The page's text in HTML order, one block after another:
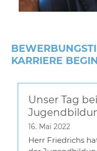
KARRIERE
Unser Tag
16. Mai 2022
Herr Friedrichs